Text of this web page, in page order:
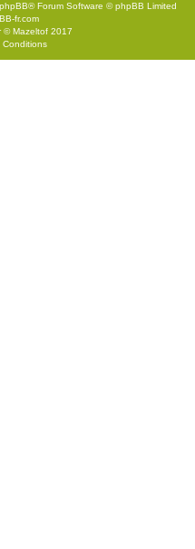
phpBB® Forum Software © phpBB Limited
fr.com
©Mazeltof 2017
Conditions